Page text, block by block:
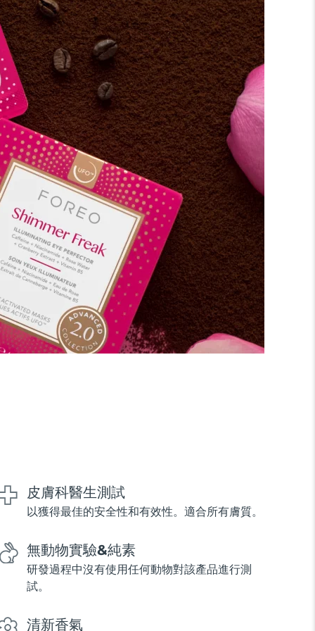
皮膚科醫生測試
以獲得最佳的安全性和有效性。適合所有膚質。
無動物實驗&純素
研發過程中沒有使用任何動物對該產品進行測
試。
清新香氣